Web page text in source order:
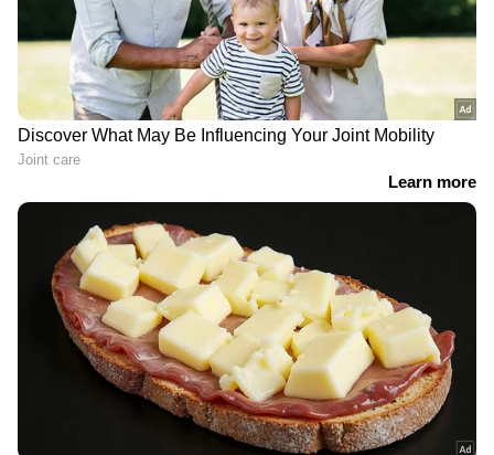
പൊലീസിന്‍റെ നിര്‍ദേശ പ്രകാരം ദില്ലി പൊലീസ്
ഇയാളെ കസ്റ്റഡിയില്‍ എടുത്തു.
പിന്നീട് നടത്തിയ ചോദ്യം ചെയ്യലിലാണ്
സുപ്രധാന ചോദ്യം പൊലീസ് ഉന്നയിച്ചത്, മെയ്
പോയെങ്കില്‍ അവളുടെ ഫോണ്‍ ഇപ്പോഴും
മെഹ്‌റൗളി തന്നെ വരുന്നത് എന്ത് കൊണ്ട് ?,
ഫോണ്‍ ലൊക്കേഷന്‍ വിവരങ്ങള്‍ മുന്നിലേക്ക്
ഇട്ടതോടെ അഫ്താബ് പൂനാവാലയുടെ
നിയന്ത്രണം തെറ്റി. അയാള്‍ പൊട്ടിത്തെറിച്ചു.
വിചിത്രമായ വിശദീകരണങ്ങള്‍ നല്‍കാന്‍
തുടങ്ങി. ഒരോ തെളിവുകളായി പൊലീസ്
നിരത്തിയതോടെ അയാള്‍ ഒടുവില്‍ കുറ്റം